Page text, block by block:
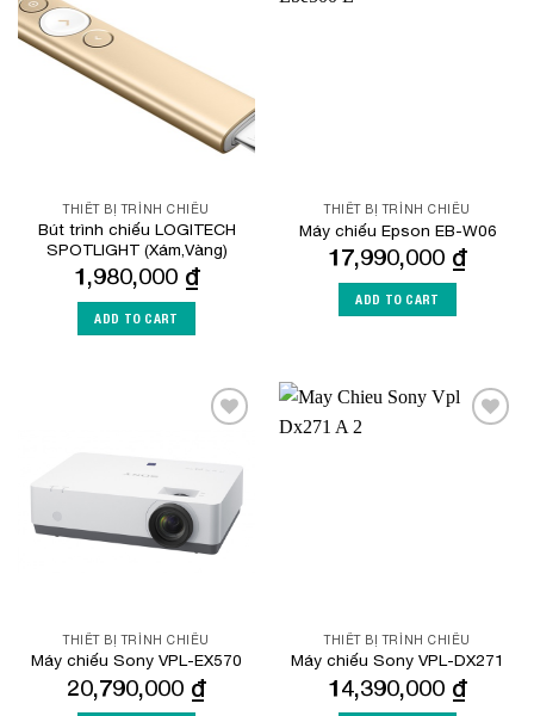
THIẾT BỊ TRÌNH CHIẾU
Bút trình chiếu LOGITECH
SPOTLIGHT (Xám,Vàng)
1,980,000 ₫
ADD TO CART
THIẾT BỊ TRÌNH CHIẾU
Máy chiếu Epson EB-W06
17,990,000 ₫
ADD TO CART
THIẾT BỊ TRÌNH CHIẾU
Máy chiếu Sony VPL-EX570
20,790,000 ₫
THIẾT BỊ TRÌNH CHIẾU
Máy chiếu Sony VPL-DX271
14,390,000 ₫